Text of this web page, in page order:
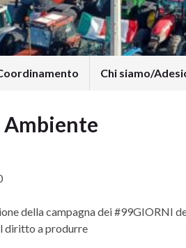
Chi siamo/
Ambiente
della campagna dei #99GIORNI
diritto a produrre